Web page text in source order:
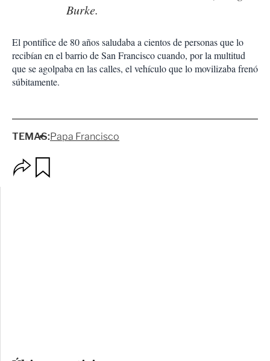
Burke.
El pontífice de 80 años saludaba a cientos de personas que lo
recibían en el barrio de San Francisco cuando, por la multitud
que se agolpaba en las calles, el vehículo que lo movilizaba frenó
súbitamente.
TEMAS:Papa Francisco